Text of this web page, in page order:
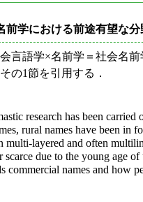
前学における前途有望な分
言語学×名前学＝社会名前
の1節を引用する．
research has been
rural names have been in
multi-layered and often
scarce due to the young age
commercial names and how